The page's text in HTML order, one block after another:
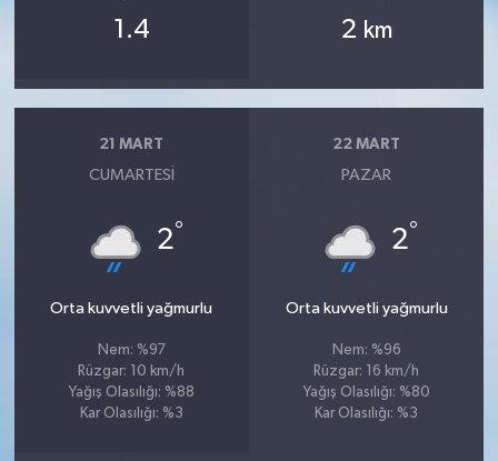
1.4 2 km
21 MART
CUMARTESI
2°
Orta kuvvetli yağmurlu
Nem: %97
Rüzgar: 10 km/h
Yağış Olasılığı: %88
Kar Olasılığı: %3
22 MART
PAZAR
2°
Orta kuvvetli yağmurlu
Nem: %96
Rüzgar: 16 km/h
Yağış Olasılığı: %80
Kar Olasılığı: %3